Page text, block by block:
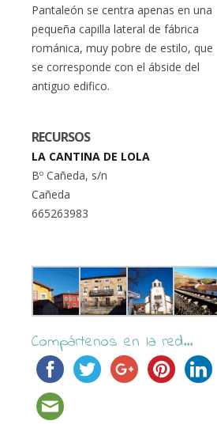
Pantaleón se centra apenas en una
pequeña capilla lateral de fábrica
románica, muy pobre de estilo, que
se corresponde con el ábside del
antiguo edifico.
RECURSOS
LA CANTINA DE LOLA
Bº Cañeda, s/n
Cañeda
665263983
Compártenos en la red...